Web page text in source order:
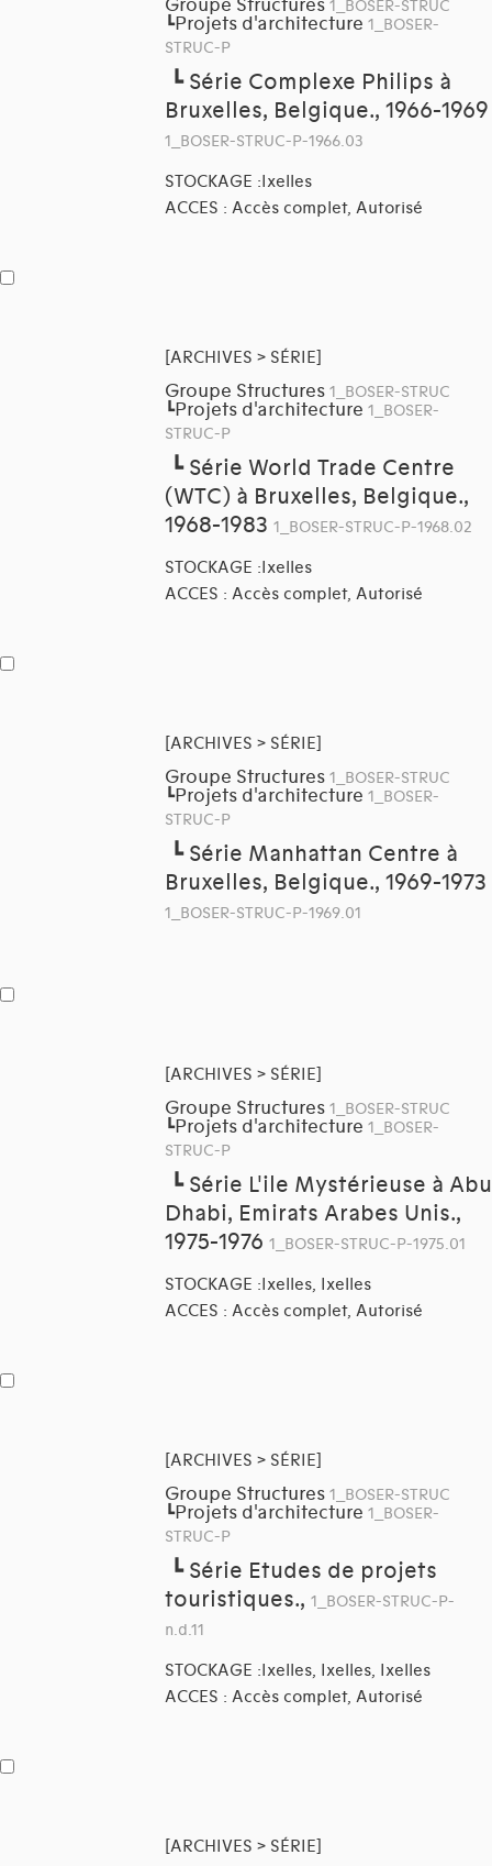
Groupe Structures 1_BOSER-STRUC
┗Projets d'architecture 1_BOSER-
STRUC-P
┗ Série Complexe Philips à
Bruxelles, Belgique., 1966-1969
1_BOSER-STRUC-P-1966.03
STOCKAGE :Ixelles
ACCES : Accès complet, Autorisé
[ARCHIVES > SÉRIE]
Groupe Structures 1_BOSER-STRUC
┗Projets d'architecture 1_BOSER-
STRUC-P
┗ Série World Trade Centre
(WTC) à Bruxelles, Belgique.,
1968-1983 1_BOSER-STRUC-P-1968.02
STOCKAGE :Ixelles
ACCES : Accès complet, Autorisé
[ARCHIVES > SÉRIE]
Groupe Structures 1_BOSER-STRUC
┗Projets d'architecture 1_BOSER-
STRUC-P
┗ Série Manhattan Centre à
Bruxelles, Belgique., 1969-1973
1_BOSER-STRUC-P-1969.01
[ARCHIVES > SÉRIE]
Groupe Structures 1_BOSER-STRUC
┗Projets d'architecture 1_BOSER-
STRUC-P
┗ Série L'ile Mystérieuse à Abu
Dhabi, Emirats Arabes Unis.,
1975-1976 1_BOSER-STRUC-P-1975.01
STOCKAGE :Ixelles, Ixelles
ACCES : Accès complet, Autorisé
[ARCHIVES > SÉRIE]
Groupe Structures 1_BOSER-STRUC
┗Projets d'architecture 1_BOSER-
STRUC-P
┗ Série Etudes de projets
touristiques., 1_BOSER-STRUC-P-
n.d.11
STOCKAGE :Ixelles, Ixelles, Ixelles
ACCES : Accès complet, Autorisé
[ARCHIVES > SÉRIE]